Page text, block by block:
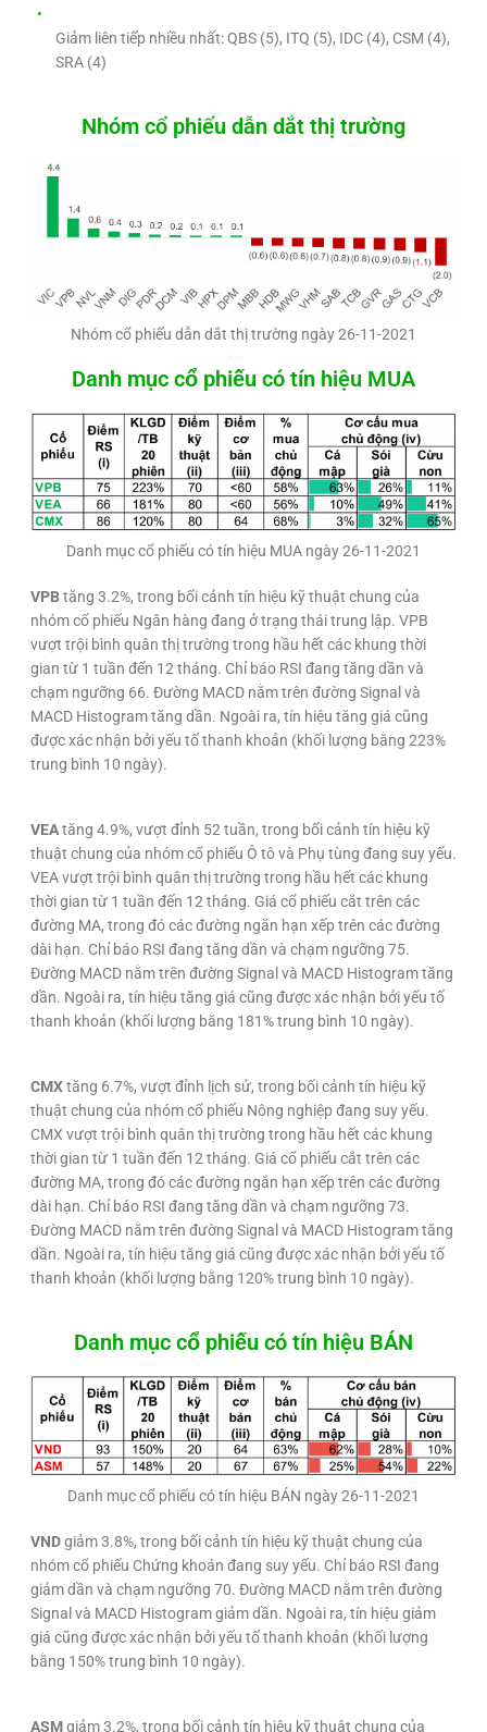
Giảm liên tiếp nhiều nhất: QBS (5), ITQ (5), IDC (4), CSM (4),
SRA (4)
Nhóm cổ phiếu dẫn dắt thị trường
Nhóm cổ phiếu dẫn dắt thị trường ngày 26-11-2021
Danh mục cổ phiếu có tín hiệu MUA
Danh mục cổ phiếu có tín hiệu MUA ngày 26-11-2021
VPBtăng 3.2%, trong bối cảnh tín hiệu kỹ thuật chung của
nhóm cổ phiếu Ngân hàng đang ở trạng thái trung lập. VPB
vượt trội bình quân thị trường trong hầu hết các khung thời
gian từ 1 tuần đến 12 tháng. Chỉ báo RSI đang tăng dần và
chạm ngưỡng 66. Đường MACD nằm trên đường Signal và
MACD Histogram tăng dần. Ngoài ra, tín hiệu tăng giá cũng
được xác nhận bởi yếu tố thanh khoản (khối lượng bằng 223%
trung bình 10 ngày).
VEAtăng 4.9%, vượt đỉnh 52 tuần, trong bối cảnh tín hiệu kỹ
thuật chung của nhóm cổ phiếu Ô tô và Phụ tùng đang suy yếu.
VEA vượt trội bình quân thị trường trong hầu hết các khung
thời gian từ 1 tuần đến 12 tháng. Giá cổ phiếu cắt trên các
đường MA, trong đó các đường ngắn hạn xếp trên các đường
dài hạn. Chỉ báo RSI đang tăng dần và chạm ngưỡng 75.
Đường MACD nằm trên đường Signal và MACD Histogram tăng
dần. Ngoài ra, tín hiệu tăng giá cũng được xác nhận bởi yếu tố
thanh khoản (khối lượng bằng 181% trung bình 10 ngày).
CMXtăng 6.7%, vượt đỉnh lịch sử, trong bối cảnh tín hiệu kỹ
thuật chung của nhóm cổ phiếu Nông nghiệp đang suy yếu.
CMX vượt trội bình quân thị trường trong hầu hết các khung
thời gian từ 1 tuần đến 12 tháng. Giá cổ phiếu cắt trên các
đường MA, trong đó các đường ngắn hạn xếp trên các đường
dài hạn. Chỉ báo RSI đang tăng dần và chạm ngưỡng 73.
Đường MACD nằm trên đường Signal và MACD Histogram tăng
dần. Ngoài ra, tín hiệu tăng giá cũng được xác nhận bởi yếu tố
thanh khoản (khối lượng bằng 120% trung bình 10 ngày).
Danh mục cổ phiếu có tín hiệu BÁN
Danh mục cổ phiếu có tín hiệu BÁN ngày 26-11-2021
VNDgiảm 3.8%, trong bối cảnh tín hiệu kỹ thuật chung của
nhóm cổ phiếu Chứng khoán đang suy yếu. Chỉ báo RSI đang
giảm dần và chạm ngưỡng 70. Đường MACD nằm trên đường
Signal và MACD Histogram giảm dần. Ngoài ra, tín hiệu giảm
giá cũng được xác nhận bởi yếu tố thanh khoản (khối lượng
bằng 150% trung bình 10 ngày).
ASMgiảm 3.2%, trong bối cảnh tín hiệu kỹ thuật chung của